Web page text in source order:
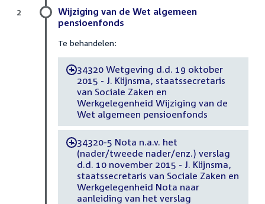
Wijziging van de Wet algemeen
pensioenfonds
Te behandelen:
-34320 Wetgeving d.d. 19 oktober
2015 - J. Klijnsma, staatssecretaris
van Sociale Zaken en
Werkgelegenheid Wijziging van de
Wet algemeen pensioenfonds
-34320-5 Nota n.a.v. het
(nader/tweede nader/enz.) verslag
d.d. 10 november 2015 - J. Klijnsma,
staatssecretaris van Sociale Zaken en
Werkgelegenheid Nota naar
aanleiding van het verslag
2